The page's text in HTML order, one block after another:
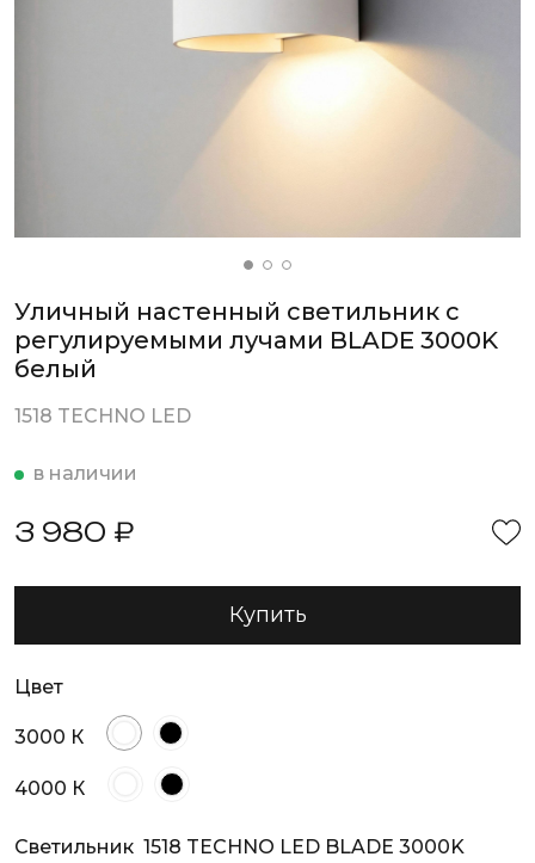
Уличный настенный светильник с
регулируемыми лучами BLADE 3000K
белый
1518 TECHNO LED
в наличии
3 980 ₽
Купить
Цвет
3000 К
4000 К
Светильник 1518 TECHNO LED BLADE 3000K